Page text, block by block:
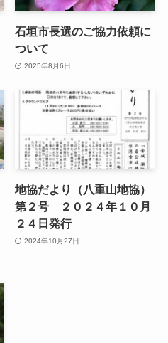
石垣市長選のご協力依頼に
ついて
2025年8月6日
地協だより（八重山地協）
第２号 ２０２４年１０月
２４日発行
2024年10月27日